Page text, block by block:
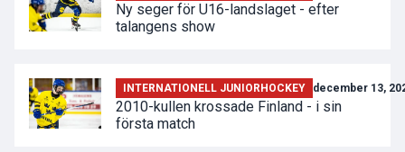
Ny seger för U16-landslaget - efter
talangens show
INTERNATIONELL JUNIORHOCKEY december 13,
2010-kullen krossade Finland - i sin
första match